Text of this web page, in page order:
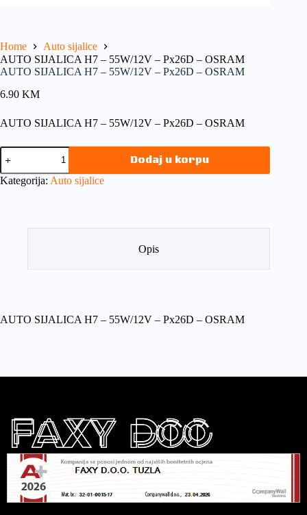
Home
Auto sijalice
AUTO SIJALICA H7 – 55W/12V – Px26D – OSRAM
AUTO SIJALICA H7 – 55W/12V – Px26D – OSRAM
6.90 KM
AUTO SIJALICA H7 – 55W/12V – Px26D – OSRAM
Dodaj u korpu
Kategorija: Auto sijalice
Opis
AUTO SIJALICA H7 – 55W/12V – Px26D – OSRAM